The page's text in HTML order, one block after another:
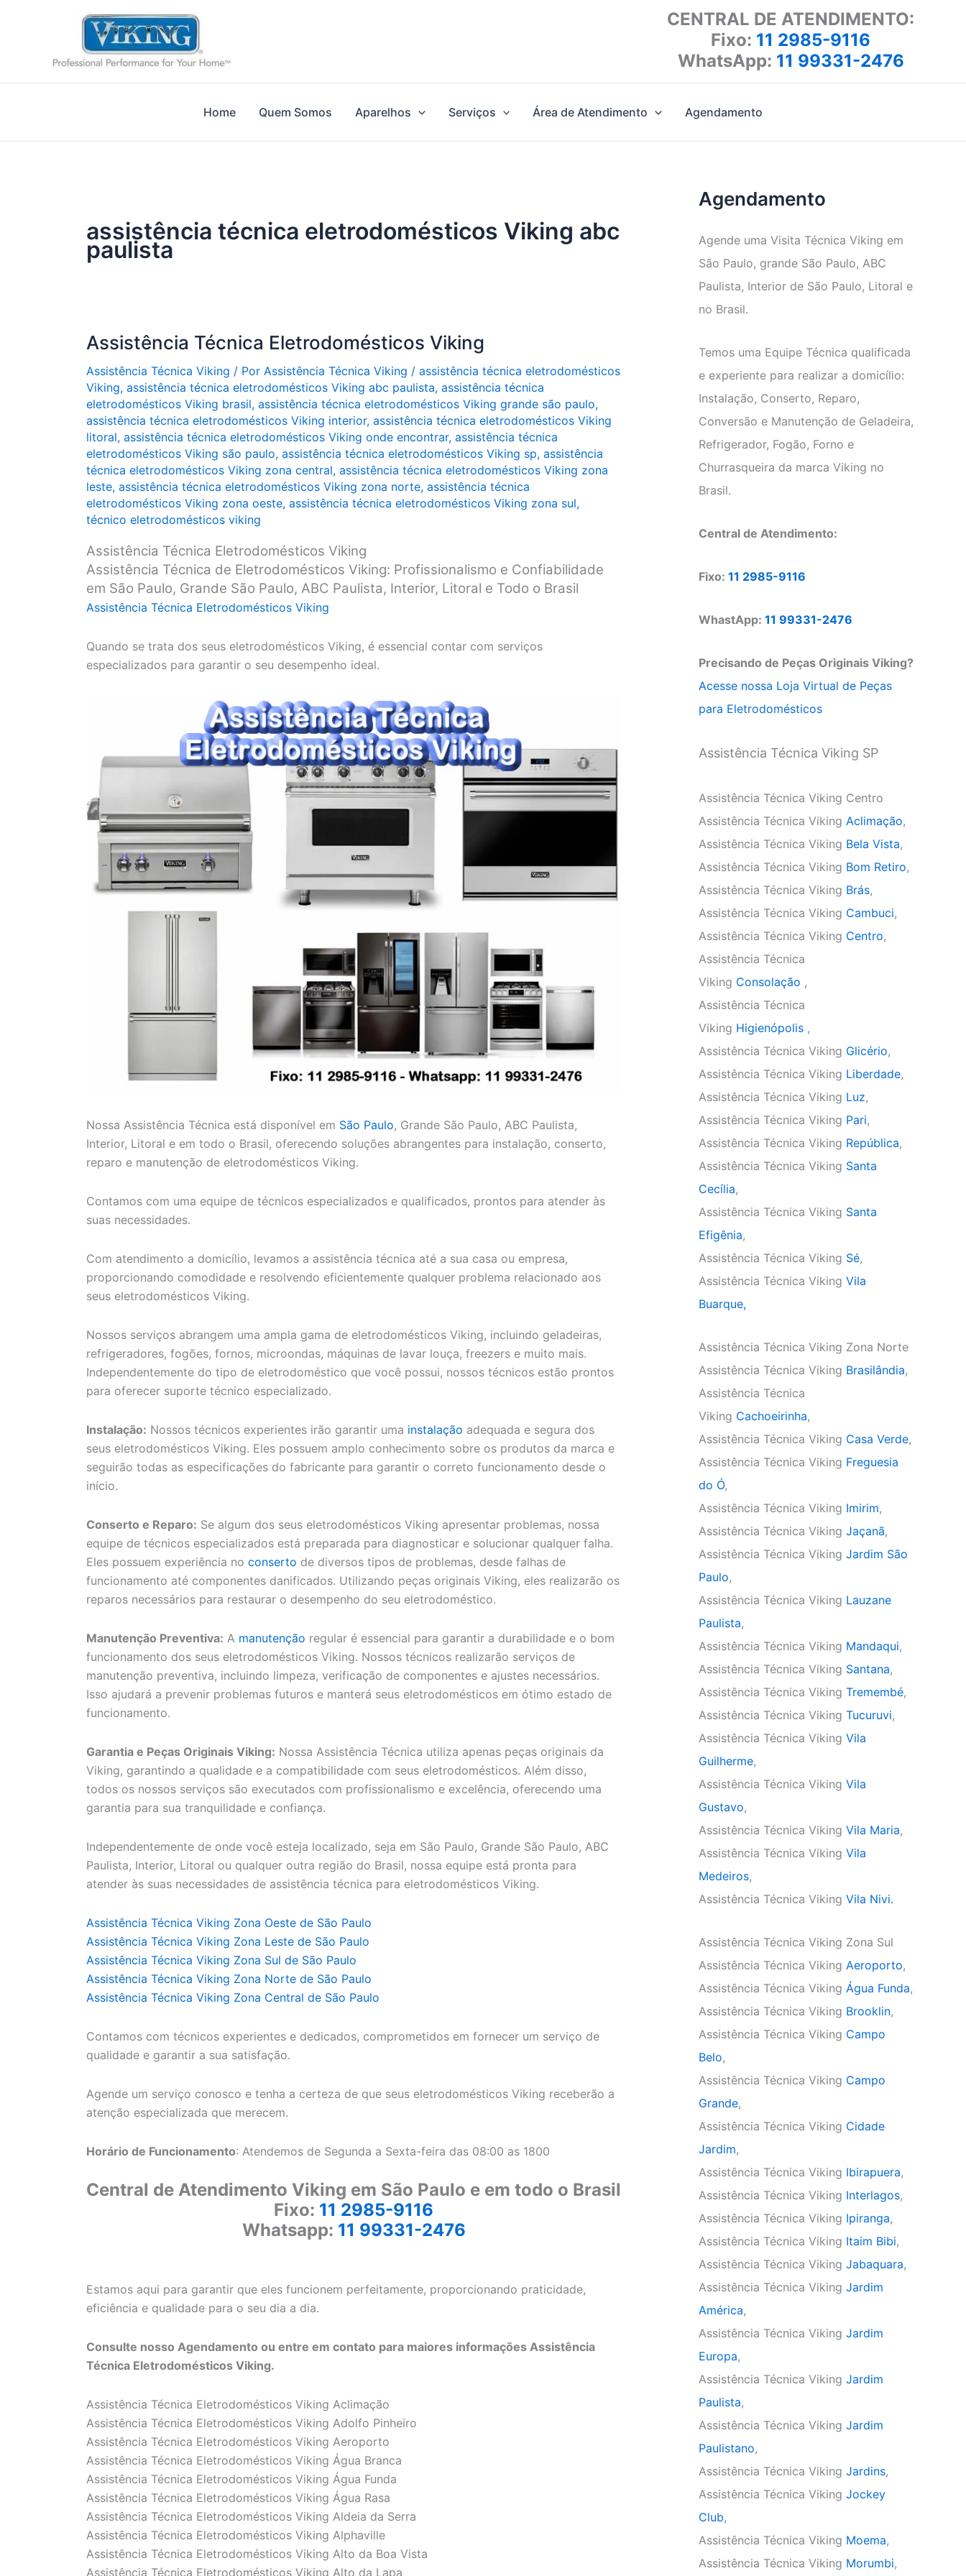
CENTRAL DE ATENDIMENTO:
Fixo: 11 2985-9116
WhatsApp: 11 99331-2476
Home Quem Somos Aparelhos Serviços Área de Atendimento Agendamento
assistência técnica eletrodomésticos Viking abc
paulista
Assistência Técnica Eletrodomésticos Viking
Assistência Técnica Viking / Por Assistência Técnica Viking / assistência técnica eletrodomésticos
Viking, assistência técnica eletrodomésticos Viking abc paulista, assistência técnica
eletrodomésticos Viking brasil, assistência técnica eletrodomésticos Viking grande são paulo,
assistência técnica eletrodomésticos Viking interior, assistência técnica eletrodomésticos Viking
litoral, assistência técnica eletrodomésticos Viking onde encontrar, assistência técnica
eletrodomésticos Viking são paulo, assistência técnica eletrodomésticos Viking sp, assistência
técnica eletrodomésticos Viking zona central, assistência técnica eletrodomésticos Viking zona
leste, assistência técnica eletrodomésticos Viking zona norte, assistência técnica
eletrodomésticos Viking zona oeste, assistência técnica eletrodomésticos Viking zona sul,
técnico eletrodomésticos viking
Assistência Técnica Eletrodomésticos Viking
Assistência Técnica de Eletrodomésticos Viking: Profissionalismo e Confiabilidade
em São Paulo, Grande São Paulo, ABC Paulista, Interior, Litoral e Todo o Brasil
Assistência Técnica Eletrodomésticos Viking
Quando se trata dos seus eletrodomésticos Viking, é essencial contar com serviços
especializados para garantir o seu desempenho ideal.
Nossa Assistência Técnica está disponível em São Paulo, Grande São Paulo, ABC Paulista,
Interior, Litoral e em todo o Brasil, oferecendo soluções abrangentes para instalação, conserto,
reparo e manutenção de eletrodomésticos Viking.
Contamos com uma equipe de técnicos especializados e qualificados, prontos para atender às
suas necessidades.
Com atendimento a domicílio, levamos a assistência técnica até a sua casa ou empresa,
proporcionando comodidade e resolvendo eficientemente qualquer problema relacionado aos
seus eletrodomésticos Viking.
Nossos serviços abrangem uma ampla gama de eletrodomésticos Viking, incluindo geladeiras,
refrigeradores, fogões, fornos, microondas, máquinas de lavar louça, freezers e muito mais.
Independentemente do tipo de eletrodoméstico que você possui, nossos técnicos estão prontos
para oferecer suporte técnico especializado.
Instalação: Nossos técnicos experientes irão garantir uma instalação adequada e segura dos
seus eletrodomésticos Viking. Eles possuem amplo conhecimento sobre os produtos da marca e
seguirão todas as especificações do fabricante para garantir o correto funcionamento desde o
início.
Conserto e Reparo: Se algum dos seus eletrodomésticos Viking apresentar problemas, nossa
equipe de técnicos especializados está preparada para diagnosticar e solucionar qualquer falha.
Eles possuem experiência no conserto de diversos tipos de problemas, desde falhas de
funcionamento até componentes danificados. Utilizando peças originais Viking, eles realizarão os
reparos necessários para restaurar o desempenho do seu eletrodoméstico.
Manutenção Preventiva: A manutenção regular é essencial para garantir a durabilidade e o bom
funcionamento dos seus eletrodomésticos Viking. Nossos técnicos realizarão serviços de
manutenção preventiva, incluindo limpeza, verificação de componentes e ajustes necessários.
Isso ajudará a prevenir problemas futuros e manterá seus eletrodomésticos em ótimo estado de
funcionamento.
Garantia e Peças Originais Viking: Nossa Assistência Técnica utiliza apenas peças originais da
Viking, garantindo a qualidade e a compatibilidade com seus eletrodomésticos. Além disso,
todos os nossos serviços são executados com profissionalismo e excelência, oferecendo uma
garantia para sua tranquilidade e confiança.
Independentemente de onde você esteja localizado, seja em São Paulo, Grande São Paulo, ABC
Paulista, Interior, Litoral ou qualquer outra região do Brasil, nossa equipe está pronta para
atender às suas necessidades de assistência técnica para eletrodomésticos Viking.
Assistência Técnica Viking Zona Oeste de São Paulo
Assistência Técnica Viking Zona Leste de São Paulo
Assistência Técnica Viking Zona Sul de São Paulo
Assistência Técnica Viking Zona Norte de São Paulo
Assistência Técnica Viking Zona Central de São Paulo
Contamos com técnicos experientes e dedicados, comprometidos em fornecer um serviço de
qualidade e garantir a sua satisfação.
Agende um serviço conosco e tenha a certeza de que seus eletrodomésticos Viking receberão a
atenção especializada que merecem.
Horário de Funcionamento: Atendemos de Segunda a Sexta-feira das 08:00 as 1800
Central de Atendimento Viking em São Paulo e em todo o Brasil
Fixo: 11 2985-9116
Whatsapp: 11 99331-2476
Estamos aqui para garantir que eles funcionem perfeitamente, proporcionando praticidade,
eficiência e qualidade para o seu dia a dia.
Consulte nosso Agendamento ou entre em contato para maiores informações Assistência
Técnica Eletrodomésticos Viking.
Assistência Técnica Eletrodomésticos Viking Aclimação
Assistência Técnica Eletrodomésticos Viking Adolfo Pinheiro
Assistência Técnica Eletrodomésticos Viking Aeroporto
Assistência Técnica Eletrodomésticos Viking Água Branca
Assistência Técnica Eletrodomésticos Viking Água Funda
Assistência Técnica Eletrodomésticos Viking Água Rasa
Assistência Técnica Eletrodomésticos Viking Aldeia da Serra
Assistência Técnica Eletrodomésticos Viking Alphaville
Assistência Técnica Eletrodomésticos Viking Alto da Boa Vista
Assistência Técnica Eletrodomésticos Viking Alto da Lapa
Agendamento
Agende uma Visita Técnica Viking em
São Paulo, grande São Paulo, ABC
Paulista, Interior de São Paulo, Litoral e
no Brasil.
Temos uma Equipe Técnica qualificada
e experiente para realizar a domicílio:
Instalação, Conserto, Reparo,
Conversão e Manutenção de Geladeira,
Refrigerador, Fogão, Forno e
Churrasqueira da marca Viking no
Brasil.
Central de Atendimento:
Fixo: 11 2985-9116
WhastApp: 11 99331-2476
Precisando de Peças Originais Viking?
Acesse nossa Loja Virtual de Peças
para Eletrodomésticos
Assistência Técnica Viking SP
Assistência Técnica Viking Centro
Assistência Técnica Viking Aclimação,
Assistência Técnica Viking Bela Vista,
Assistência Técnica Viking Bom Retiro,
Assistência Técnica Viking Brás,
Assistência Técnica Viking Cambuci,
Assistência Técnica Viking Centro,
Assistência Técnica
Viking Consolação ,
Assistência Técnica
Viking Higienópolis ,
Assistência Técnica Viking Glicério,
Assistência Técnica Viking Liberdade,
Assistência Técnica Viking Luz,
Assistência Técnica Viking Pari,
Assistência Técnica Viking República,
Assistência Técnica Viking Santa
Cecília,
Assistência Técnica Viking Santa
Efigênia,
Assistência Técnica Viking Sé,
Assistência Técnica Viking Vila
Buarque,
Assistência Técnica Viking Zona Norte
Assistência Técnica Viking Brasilândia,
Assistência Técnica
Viking Cachoeirinha,
Assistência Técnica Viking Casa Verde,
Assistência Técnica Viking Freguesia
do Ó,
Assistência Técnica Viking Imirim,
Assistência Técnica Viking Jaçanã,
Assistência Técnica Viking Jardim São
Paulo,
Assistência Técnica Viking Lauzane
Paulista,
Assistência Técnica Viking Mandaqui,
Assistência Técnica Viking Santana,
Assistência Técnica Viking Tremembé,
Assistência Técnica Viking Tucuruvi,
Assistência Técnica Viking Vila
Guilherme,
Assistência Técnica Viking Vila
Gustavo,
Assistência Técnica Viking Vila Maria,
Assistência Técnica Viking Vila
Medeiros,
Assistência Técnica Viking Vila Nivi.
Assistência Técnica Viking Zona Sul
Assistência Técnica Viking Aeroporto,
Assistência Técnica Viking Água Funda,
Assistência Técnica Viking Brooklin,
Assistência Técnica Viking Campo
Belo,
Assistência Técnica Viking Campo
Grande,
Assistência Técnica Viking Cidade
Jardim,
Assistência Técnica Viking Ibirapuera,
Assistência Técnica Viking Interlagos,
Assistência Técnica Viking Ipiranga,
Assistência Técnica Viking Itaim Bibi,
Assistência Técnica Viking Jabaquara,
Assistência Técnica Viking Jardim
América,
Assistência Técnica Viking Jardim
Europa,
Assistência Técnica Viking Jardim
Paulista,
Assistência Técnica Viking Jardim
Paulistano,
Assistência Técnica Viking Jardins,
Assistência Técnica Viking Jockey
Club,
Assistência Técnica Viking Moema,
Assistência Técnica Viking Morumbi,